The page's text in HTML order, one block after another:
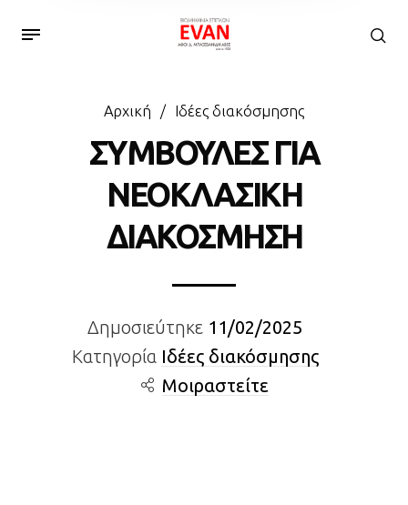
Αρχική / Ιδέες διακόσμησης
ΣΥΜΒΟΥΛΕΣ ΓΙΑ
ΝΕΟΚΛΑΣΙΚΗ
ΔΙΑΚΟΣΜΗΣΗ
Δημοσιεύτηκε 11/02/2025
Κατηγορία Ιδέες διακόσμησης
Μοιραστείτε